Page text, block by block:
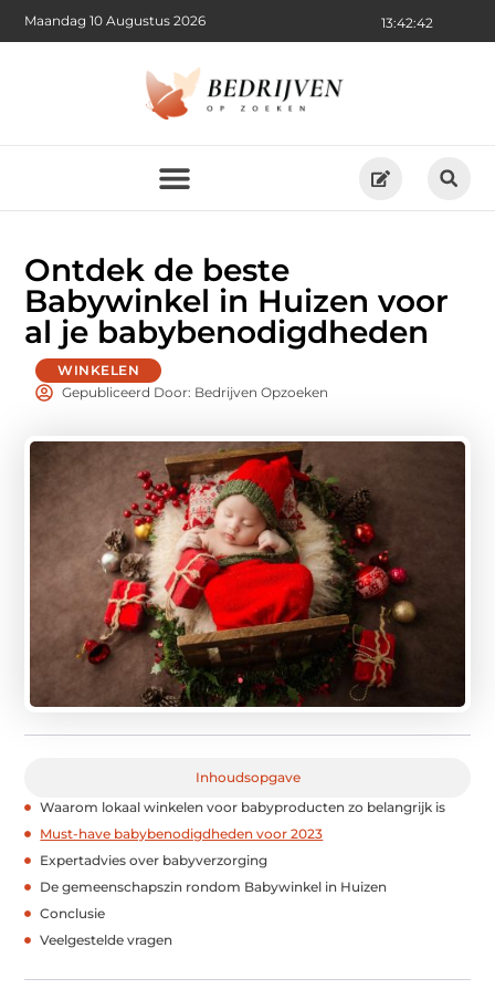
13:42:43
Maandag 10 Augustus 2026
Ontdek de beste
Babywinkel in Huizen voor
al je babybenodigdheden
WINKELEN
Gepubliceerd Door: Bedrijven Opzoeken
Inhoudsopgave
Waarom lokaal winkelen voor babyproducten zo belangrijk is
Must-have babybenodigdheden voor 2023
Expertadvies over babyverzorging
De gemeenschapszin rondom Babywinkel in Huizen
Conclusie
Veelgestelde vragen